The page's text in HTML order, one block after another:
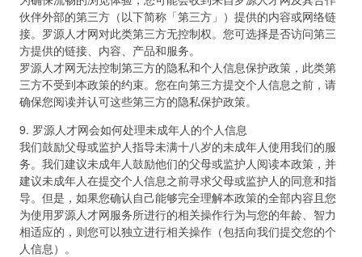
伙伴外部的第三方（以下简称「第三方」）提供的内容或网络链
接。罗源人才网对此类第三方无控制权。您可选择是否访问第三
方提供的链接、内容、产品和服务。
罗源人才网无法控制第三方的隐私和个人信息保护政策，此类第
三方不受到本政策的约束。您在向第三方提交个人信息之前，请
确保您阅读并认可这些第三方的隐私保护政策。
9. 罗源人才网会如何处理未成年人的个人信息
我们鼓励父母或监护人指导未满十八岁的未成年人使用我们的服
务。我们建议未成年人鼓励他们的父母或监护人阅读本政策，并
建议未成年人在提交个人信息之前寻求父母或监护人的同意和指
导。但是，如果您确认自己能够完全理解本政策的全部内容且您
为使用罗源人才网服务所进行的相关操作行为与您的年龄、智力
相适应的，则您可以独立进行相关操作（包括向我们提交您的个
人信息）。